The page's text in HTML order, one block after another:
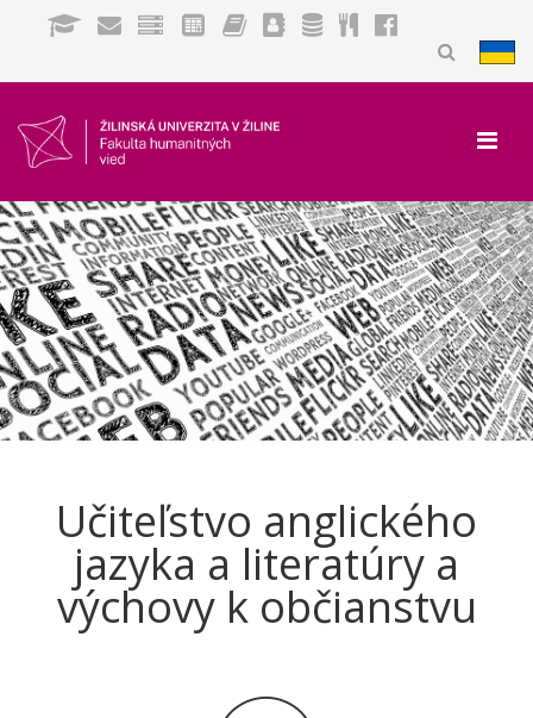
Učiteľstvo anglického
jazyka a literatúry a
výchovy k občianstvu